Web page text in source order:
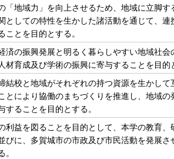
「地域力」を向上させるため、地域に立脚す
としての特性を生かした諸活動を通じて、連
ことを目的とする。
済の振興発展と明るく暮らしやすい地域社会
材育成及び学術の振興に寄与することを目的
結校と地域がそれぞれの持つ資源を生かして
とにより協働のまちづくりを推進し、地域の
することを目的とする。
利益を図ることを目的として、本学の教育、
びに、多賀城市の市政及び市民活動を発展さ